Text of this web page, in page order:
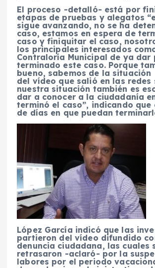
El proceso -detalló- está por
etapas de pruebas y alegatos
sigue avanzando, no se ha
caso, estamos en espera de
caso y finiquitar el caso,
los principales interesados
Contraloría Municipal de ya dar
terminado este caso. Porque
bueno, sabemos de la situación
del vídeo que salió en las redes
nuestra situación también es
dar a conocer a la ciudadanía
terminó el caso”, indicando que
de días en que puedan
López García indicó que las
partieron del vídeo difundido
denuncia ciudadana, las cuales
retrasaron -aclaró- por la
labores por el periodo